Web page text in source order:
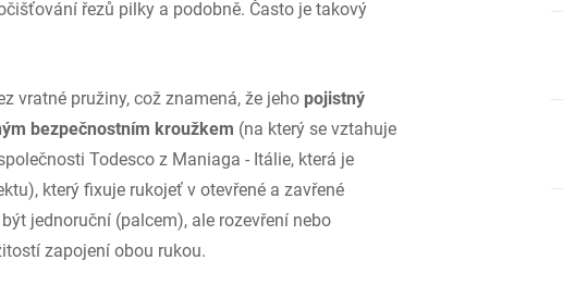
řezů pilky a podobně. Často je takový
vratné pružiny, což znamená, že jeho pojistný
bezpečnostním kroužkem (na který se vztahuje
Todesco z Maniaga - Itálie, která je
který fixuje rukojeť v otevřené a zavřené
jednoruční (palcem), ale rozevření nebo
zapojení obou rukou.